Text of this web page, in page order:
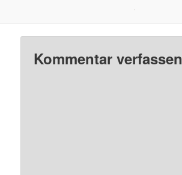
Kommentar verfassen